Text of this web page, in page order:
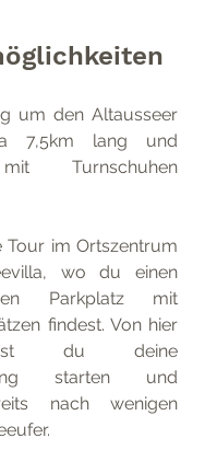
um den Altausseer
7,5km lang und
Turnschuhen
Tour im Ortszentrum
wo du einen
Parkplatz mit
findest. Von hier
du deine
starten und
nach wenigen